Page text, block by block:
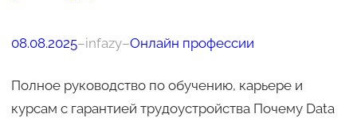
08.08.2025–infazy–Онлайн профессии
Полное руководство по обучению, карьере и
курсам с гарантией трудоустройства Почему Data